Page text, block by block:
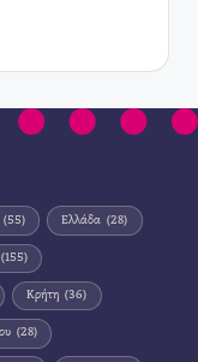
(55) Ελλάδα (28)
(155)
Κρήτη (36)
(28)